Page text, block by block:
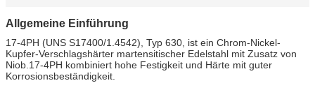
Allgemeine Einführung
17-4PH (UNS S17400/1.4542), Typ 630, ist ein Chrom-Nickel-
Kupfer-Verschlagshärter martensitischer Edelstahl mit Zusatz von
Niob.17-4PH kombiniert hohe Festigkeit und Härte mit guter
Korrosionsbeständigkeit.